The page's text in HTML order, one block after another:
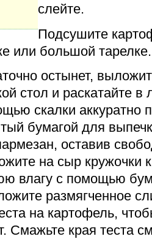
слейте.
Подсушите
или большой тарелке.
остынет,
стол и раскатайте в
скалки аккуратно
бумагой для
оставив
на сыр кружочки
влагу с помощью
размягченное
на картофель,
Смажьте края теста